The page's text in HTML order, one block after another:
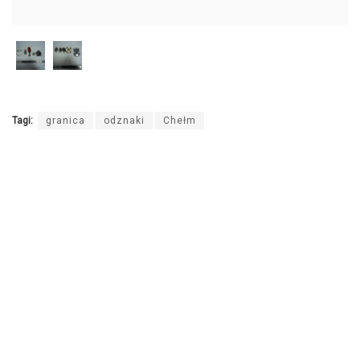
Tagi: granica odznaki Chełm